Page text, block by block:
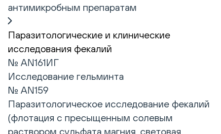
антимикробным препаратам
Паразитологические и клинические
исследования фекалий
№ AN161ИГ
Исследование гельминта
№ AN159
Паразитологическое исследование фекалий
(флотация с пресыщенным солевым
раствором сульфата магния, световая